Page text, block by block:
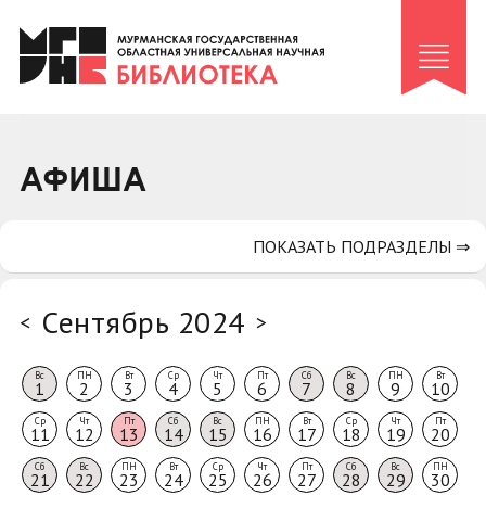
Клуб «Гиря и сельдерей»
Клуб «Семейный архив»
Коллегам
АФИША
< Сентябрь 2024 >
Вс
1
ПН
2
Вт
3
Ср
4
Чт
5
Пт
6
Сб
7
Вс
8
ПН
9
Вт
10
Ср
11
Чт
12
Пт
13
Сб
14
Вс
15
ПН
16
Вт
17
Ср
18
Чт
19
Пт
20
Сб
21
Вс
22
ПН
23
Вт
24
Ср
25
Чт
26
Пт
27
Сб
28
Вс
29
ПН
30
ПОКАЗАТЬ ПОДРАЗДЕЛЫ ⇒